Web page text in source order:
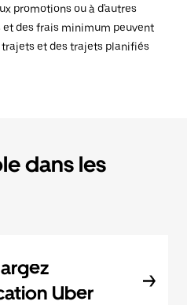
promotions ou à d'autres
des frais minimum peuvent
trajets et des trajets planifiés
dans les
Uber